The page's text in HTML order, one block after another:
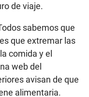
de viaje.
sabemos que
que extremar las
comida y el
web del
avisan de que
alimentaria.